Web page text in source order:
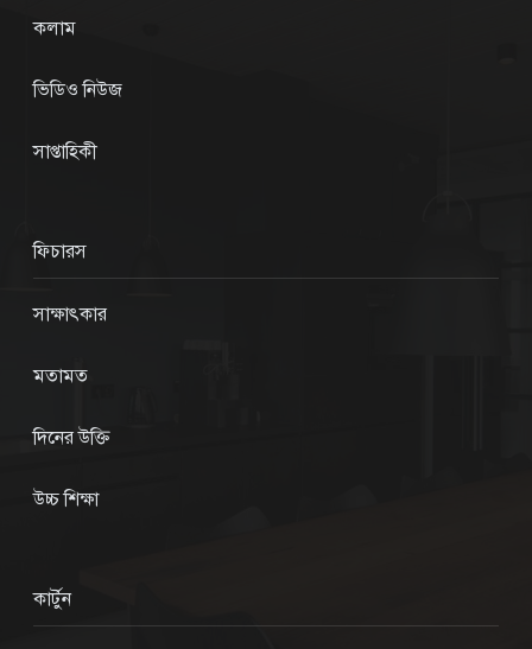
কলাম
ভিডিও নিউজ
সাপ্তাহিকী
ফিচারস
সাক্ষাৎকার
মতামত
দিনের উক্তি
উচ্চ শিক্ষা
কার্টুন